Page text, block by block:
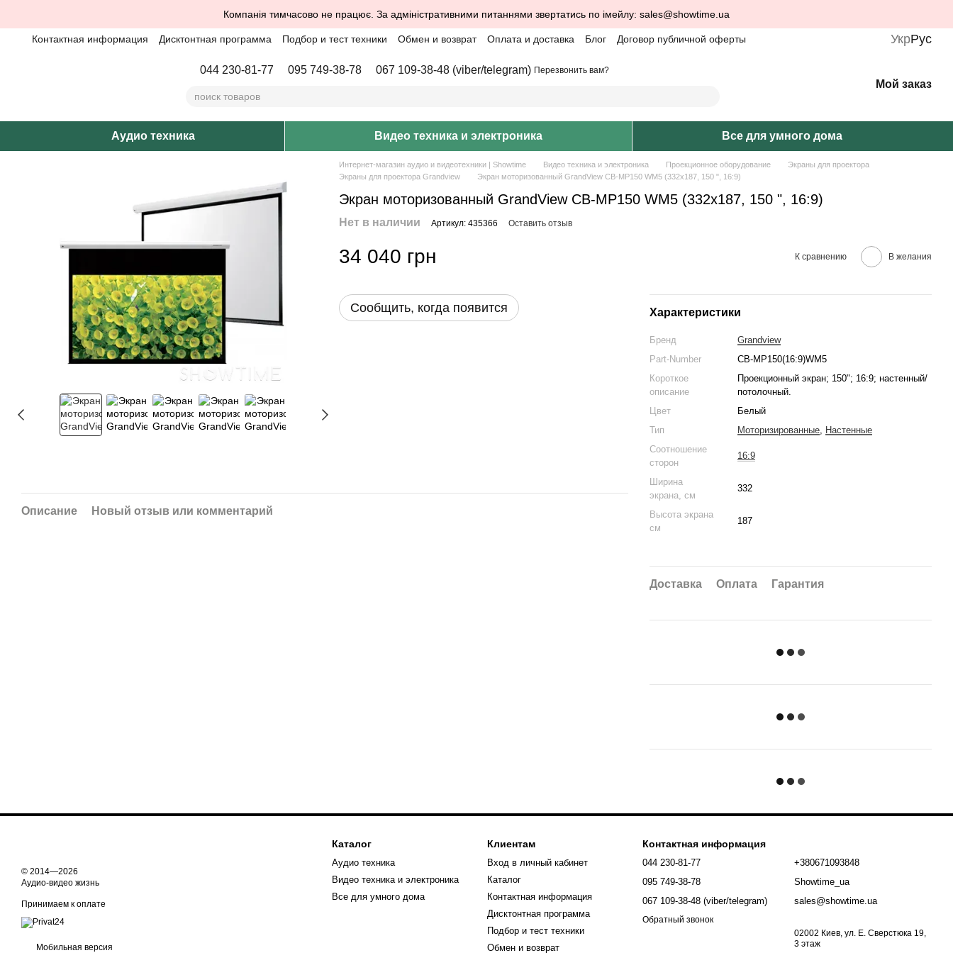
Компанія тимчасово не працює. За адміністративними питаннями звертатись по імейлу: sales@showtime.ua
Контактная информация Дисктонтная программа Подбор и тест техники Обмен и возврат Оплата и доставка Блог Договор публичной оферты УкрРус
044 230-81-77 095 749-38-78 067 109-38-48 (viber/telegram) Перезвонить вам?
Мой заказ
Аудио техника Видео техника и электроника Все для умного дома
Интернет-магазин аудио и видеотехники | Showtime Видео техника и электроника Проекционное оборудование
Экраны для проектора
Экраны для проектора Grandview
Экран моторизованный GrandView CB-MP150 WM5 (332x187, 150 ", 16:9)
Экран моторизованный GrandView CB-MP150 WM5 (332x187, 150 ", 16:9)
Нет в наличии Артикул: 435366 Оставить отзыв
34 040 грн К сравнению В желания
Сообщить, когда появится Характеристики
Бренд
Grandview
Part-Number
CB-MP150(16:9)WM5
Короткое
описание
Проекционный экран; 150"; 16:9; настенный/
потолочный.
Цвет
Белый
Тип
Моторизированные, Настенные
Соотношение
сторон
16:9
Ширина
экрана, см
332
Высота экрана
см
187
Доставка Оплата Гарантия
Описание Новый отзыв или комментарий
© 2014—2026
Аудио-видео жизнь
Принимаем к оплате
Мобильная версия
Каталог
Аудио техника
Видео техника и электроника
Все для умного дома
Клиентам
Вход в личный кабинет
Каталог
Контактная информация
Дисктонтная программа
Подбор и тест техники
Обмен и возврат
Контактная информация
044 230-81-77
095 749-38-78
067 109-38-48 (viber/telegram)
Обратный звонок
+380671093848
Showtime_ua
sales@showtime.ua
02002 Киев, ул. Е. Сверстюка 19,
3 этаж